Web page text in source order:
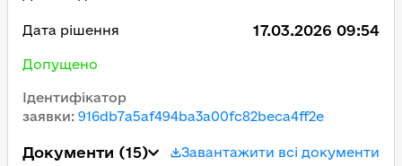
Дата рішення 17.03.2026 09:54
Допущено
Ідентифікатор
заявки: 916db7a5af494ba3a00fc82beca4ff2e
Документи (15) Завантажити всі документи